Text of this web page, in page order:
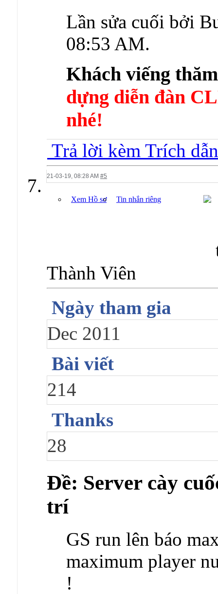
Lần sửa cuối bởi
08:53 AM.
Khách viếng
dựng diễn đàn
nhé!
Trả lời kèm Trích dẫn
21-03-19, 08:28 AM #5
Xem Hồ sơ Tin nhắn riêng
Thành Viên
Ngày tham gia
Dec 2011
Bài viết
214
Thanks
28
Ðề: Server cày
trí
GS run lên báo
maximum player
!